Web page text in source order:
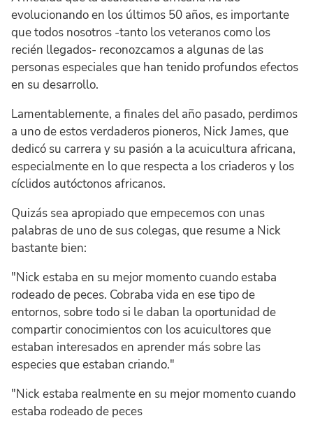
evolucionando en los últimos 50 años, es importante
que todos nosotros -tanto los veteranos como los
recién llegados- reconozcamos a algunas de las
personas especiales que han tenido profundos efectos
en su desarrollo.
Lamentablemente, a finales del año pasado, perdimos
a uno de estos verdaderos pioneros, Nick James, que
dedicó su carrera y su pasión a la acuicultura africana,
especialmente en lo que respecta a los criaderos y los
cíclidos autóctonos africanos.
Quizás sea apropiado que empecemos con unas
palabras de uno de sus colegas, que resume a Nick
bastante bien:
"Nick estaba en su mejor momento cuando estaba
rodeado de peces. Cobraba vida en ese tipo de
entornos, sobre todo si le daban la oportunidad de
compartir conocimientos con los acuicultores que
estaban interesados en aprender más sobre las
especies que estaban criando."
"Nick estaba realmente en su mejor momento cuando
estaba rodeado de peces